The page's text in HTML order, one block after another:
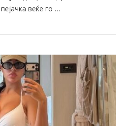
веќе го …